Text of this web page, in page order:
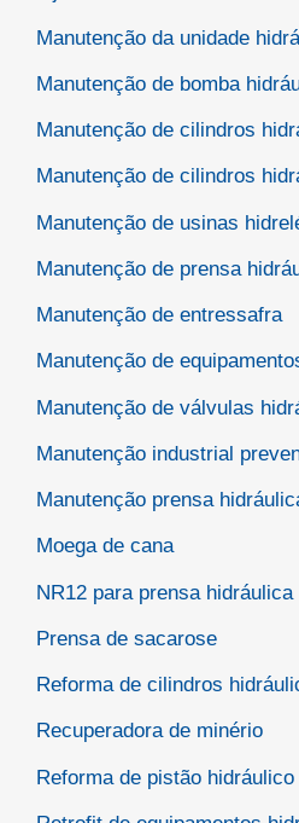
Manutenção da unidade
Manutenção de bomba
Manutenção de cilindros
Manutenção de cilindros
Manutenção de usinas
Manutenção de prensa
Manutenção de entressafra
Manutenção de
Manutenção de válvulas
Manutenção industrial
Manutenção prensa
Moega de cana
NR12 para prensa hidráulica
Prensa de sacarose
Reforma de cilindros
Recuperadora de minério
Reforma de pistão hidráulico